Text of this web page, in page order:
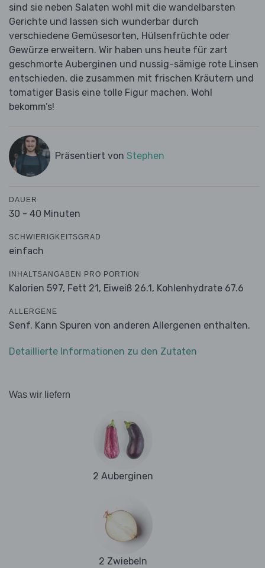
sind sie neben Salaten wohl mit die wandelbarsten
Gerichte und lassen sich wunderbar durch
verschiedene Gemüsesorten, Hülsenfrüchte oder
Gewürze erweitern. Wir haben uns heute für zart
geschmorte Auberginen und nussig-sämige rote Linsen
entschieden, die zusammen mit frischen Kräutern und
tomatiger Basis eine tolle Figur machen. Wohl
bekomm’s!
Präsentiert von Stephen
DAUER
30 - 40 Minuten
SCHWIERIGKEITSGRAD
einfach
INHALTSANGABEN PRO PORTION
Kalorien 597, Fett 21, Eiweiß 26.1, Kohlenhydrate 67.6
ALLERGENE
Senf. Kann Spuren von anderen Allergenen enthalten.
Detaillierte Informationen zu den Zutaten
Was wir liefern
2 Auberginen
2 Zwiebeln